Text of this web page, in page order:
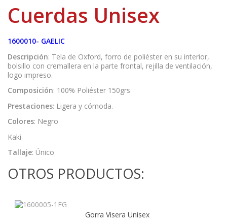
Cuerdas Unisex
1600010- GAELIC
Descripción: Tela de Oxford, forro de poliéster en su interior,
bolsillo con cremallera en la parte frontal, rejilla de ventilación,
logo impreso.
Composición: 100% Poliéster 150grs.
Prestaciones: Ligera y cómoda.
Colores: Negro
Kaki
Tallaje: Único
OTROS PRODUCTOS:
Gorra Visera Unisex